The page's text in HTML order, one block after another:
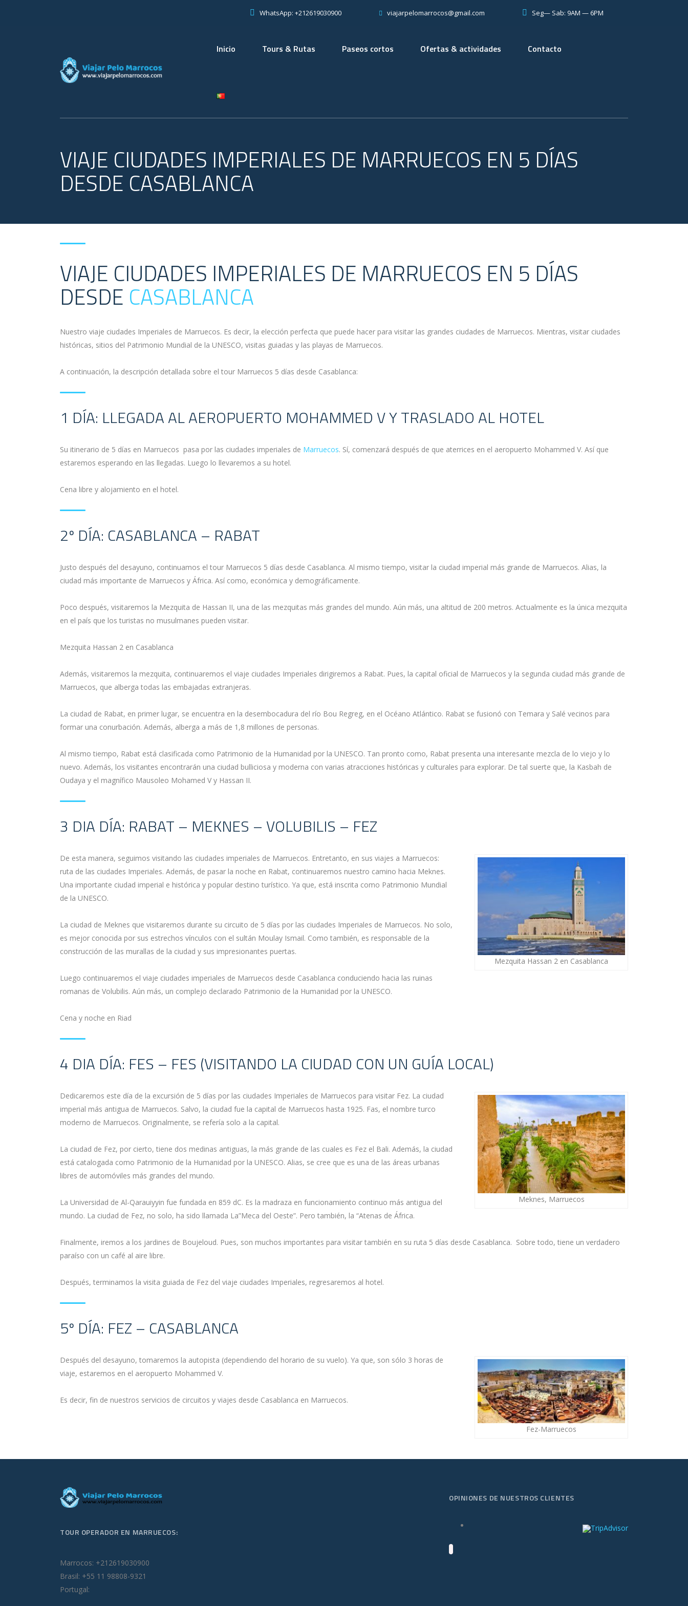
WhatsApp: +212619030900 viajarpelomarrocos@gmail.com Seg— Sab: 9AM — 6PM
Inicio Tours & Rutas Paseos cortos Ofertas & actividades Contacto
VIAJE CIUDADES IMPERIALES DE MARRUECOS EN 5 DÍAS
DESDE CASABLANCA
VIAJE CIUDADES IMPERIALES DE MARRUECOS EN 5 DÍAS
DESDE CASABLANCA
Nuestro viaje ciudades Imperiales de Marruecos. Es decir, la elección perfecta que puede hacer para visitar las grandes ciudades de Marruecos. Mientras, visitar ciudades
históricas, sitios del Patrimonio Mundial de la UNESCO, visitas guiadas y las playas de Marruecos.
A continuación, la descripción detallada sobre el tour Marruecos 5 días desde Casablanca:
1 DÍA: LLEGADA AL AEROPUERTO MOHAMMED V Y TRASLADO AL HOTEL
Su itinerario de 5 días en Marruecos pasa por las ciudades imperiales de Marruecos. Sí, comenzará después de que aterrices en el aeropuerto Mohammed V. Así que
estaremos esperando en las llegadas. Luego lo llevaremos a su hotel.
Cena libre y alojamiento en el hotel.
2º DÍA: CASABLANCA – RABAT
Justo después del desayuno, continuamos el tour Marruecos 5 días desde Casablanca. Al mismo tiempo, visitar la ciudad imperial más grande de Marruecos. Alias, la
ciudad más importante de Marruecos y África. Así como, económica y demográficamente.
Poco después, visitaremos la Mezquita de Hassan II, una de las mezquitas más grandes del mundo. Aún más, una altitud de 200 metros. Actualmente es la única mezquita
en el país que los turistas no musulmanes pueden visitar.
Mezquita Hassan 2 en Casablanca
Además, visitaremos la mezquita, continuaremos el viaje ciudades Imperiales dirigiremos a Rabat. Pues, la capital oficial de Marruecos y la segunda ciudad más grande de
Marruecos, que alberga todas las embajadas extranjeras.
La ciudad de Rabat, en primer lugar, se encuentra en la desembocadura del río Bou Regreg, en el Océano Atlántico. Rabat se fusionó con Temara y Salé vecinos para
formar una conurbación. Además, alberga a más de 1,8 millones de personas.
Al mismo tiempo, Rabat está clasificada como Patrimonio de la Humanidad por la UNESCO. Tan pronto como, Rabat presenta una interesante mezcla de lo viejo y lo
nuevo. Además, los visitantes encontrarán una ciudad bulliciosa y moderna con varias atracciones históricas y culturales para explorar. De tal suerte que, la Kasbah de
Oudaya y el magnífico Mausoleo Mohamed V y Hassan II.
3 DIA DÍA: RABAT – MEKNES – VOLUBILIS – FEZ
Mezquita Hassan 2 en Casablanca
De esta manera, seguimos visitando las ciudades imperiales de Marruecos. Entretanto, en sus viajes a Marruecos:
ruta de las ciudades Imperiales. Además, de pasar la noche en Rabat, continuaremos nuestro camino hacia Meknes.
Una importante ciudad imperial e histórica y popular destino turístico. Ya que, está inscrita como Patrimonio Mundial
de la UNESCO.
La ciudad de Meknes que visitaremos durante su circuito de 5 días por las ciudades Imperiales de Marruecos. No solo,
es mejor conocida por sus estrechos vínculos con el sultán Moulay Ismail. Como también, es responsable de la
construcción de las murallas de la ciudad y sus impresionantes puertas.
Luego continuaremos el viaje ciudades imperiales de Marruecos desde Casablanca conduciendo hacia las ruinas
romanas de Volubilis. Aún más, un complejo declarado Patrimonio de la Humanidad por la UNESCO.
Cena y noche en Riad
4 DIA DÍA: FES – FES (VISITANDO LA CIUDAD CON UN GUÍA LOCAL)
Meknes, Marruecos
Dedicaremos este día de la excursión de 5 días por las ciudades Imperiales de Marruecos para visitar Fez. La ciudad
imperial más antigua de Marruecos. Salvo, la ciudad fue la capital de Marruecos hasta 1925. Fas, el nombre turco
moderno de Marruecos. Originalmente, se refería solo a la capital.
La ciudad de Fez, por cierto, tiene dos medinas antiguas, la más grande de las cuales es Fez el Bali. Además, la ciudad
está catalogada como Patrimonio de la Humanidad por la UNESCO. Alias, se cree que es una de las áreas urbanas
libres de automóviles más grandes del mundo.
La Universidad de Al-Qarauiyyin fue fundada en 859 dC. Es la madraza en funcionamiento continuo más antigua del
mundo. La ciudad de Fez, no solo, ha sido llamada La”Meca del Oeste”. Pero también, la “Atenas de África.
Finalmente, iremos a los jardines de Boujeloud. Pues, son muchos importantes para visitar también en su ruta 5 días desde Casablanca. Sobre todo, tiene un verdadero
paraíso con un café al aire libre.
Después, terminamos la visita guiada de Fez del viaje ciudades Imperiales, regresaremos al hotel.
5º DÍA: FEZ – CASABLANCA
Fez-Marruecos
Después del desayuno, tomaremos la autopista (dependiendo del horario de su vuelo). Ya que, son sólo 3 horas de
viaje, estaremos en el aeropuerto Mohammed V.
Es decir, fin de nuestros servicios de circuitos y viajes desde Casablanca en Marruecos.
TOUR OPERADOR EN MARRUECOS:
Marrocos: +212619030900
Brasil: +55 11 98808-9321
Portugal:
OPINIONES DE NUESTROS CLIENTES